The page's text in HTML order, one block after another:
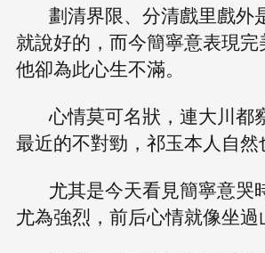
劃清界限、分清戲里戲外
就說好的，而今簡寧意表現完
他卻為此心生不滿。
心情莫可名狀，連大川都
最近的不對勁，祁玉本人自然
尤其是今天看見簡寧意哭
尤為強烈，前后心情就像坐過